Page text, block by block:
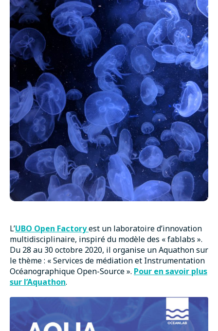
L’UBO Open Factoryest un laboratoire d’innovation
multidisciplinaire, inspiré du modèle des « fablabs ».
Du 28 au 30 octobre 2020, il organise un Aquathon sur
le thème : « Services de médiation et Instrumentation
Océanographique Open-Source ». Pour en savoir plus
sur l’Aquathon.